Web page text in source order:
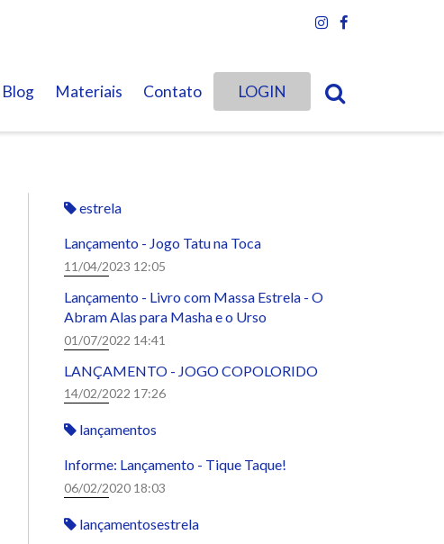
Blog Materiais Contato LOGIN
estrela
Lançamento - Jogo Tatu na Toca
11/04/2023 12:05
Lançamento - Livro com Massa Estrela - O
Abram Alas para Masha e o Urso
01/07/2022 14:41
LANÇAMENTO - JOGO COPOLORIDO
14/02/2022 17:26
lançamentos
Informe: Lançamento - Tique Taque!
06/02/2020 18:03
lançamentosestrela